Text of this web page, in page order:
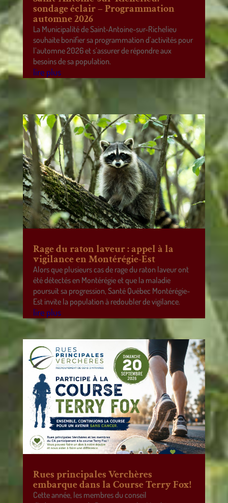
sondage éclair – Programmation
automne 2026
La Municipalité de Saint-Antoine-sur-Richelieu
souhaite bonifier sa programmation d’activités pour
l’automne 2026 et s’assurer de répondre aux
besoins de sa population.
lire plus
Rage du raton laveur : appel à la
vigilance en Montérégie-Est
Alors que plusieurs cas de rage du raton laveur ont
été détectés en Montérégie et que la maladie
poursuit sa progression, Santé Québec Montérégie-
Est invite la population à redoubler de vigilance.
lire plus
Rues principales Verchères
embarque dans la Course Terry Fox!
Cette année, les membres du conseil